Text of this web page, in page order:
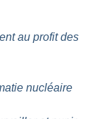
au profit des
nucléaire